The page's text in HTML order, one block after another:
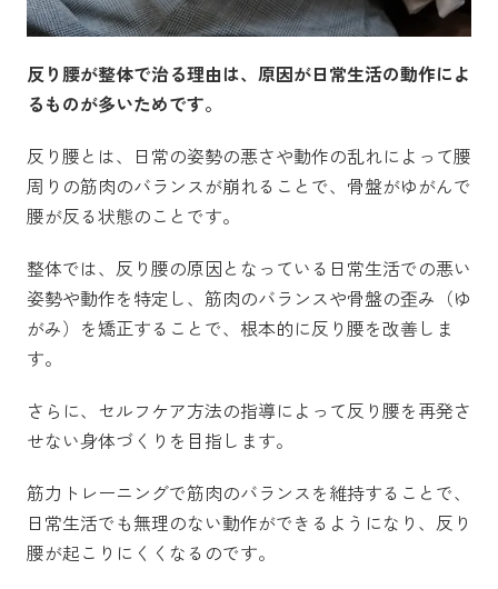
反り腰が整体で治る理由は、原因が日常生活の動作によ
るものが多いためです。
反り腰とは、日常の姿勢の悪さや動作の乱れによって腰
周りの筋肉のバランスが崩れることで、骨盤がゆがんで
腰が反る状態のことです。
整体では、反り腰の原因となっている日常生活での悪い
姿勢や動作を特定し、筋肉のバランスや骨盤の歪み（ゆ
がみ）を矯正することで、根本的に反り腰を改善しま
す。
さらに、セルフケア方法の指導によって反り腰を再発さ
せない身体づくりを目指します。
筋力トレーニングで筋肉のバランスを維持することで、
日常生活でも無理のない動作ができるようになり、反り
腰が起こりにくくなるのです。